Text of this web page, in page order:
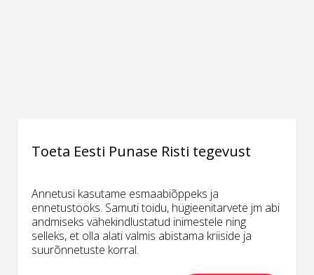
Toeta Eesti Punase Risti tegevust
Annetusi kasutame esmaabiõppeks ja
ennetustööks. Samuti toidu, hügieenitarvete jm abi
andmiseks vähekindlustatud inimestele ning
selleks, et olla alati valmis abistama kriiside ja
suurõnnetuste korral.